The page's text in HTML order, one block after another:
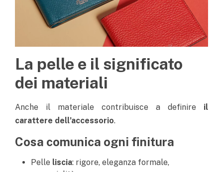
La pelle e il significato
dei materiali
Anche il materiale contribuisce a definire il
carattere dell’accessorio.
Cosa comunica ogni finitura
Pelle liscia: rigore, eleganza formale,